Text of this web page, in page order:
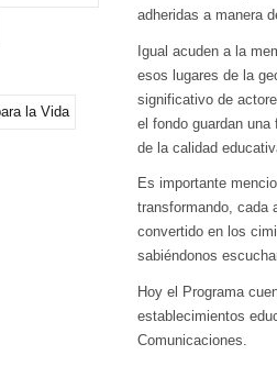
adheridas a manera
Igual acuden a la
esos lugares de la
significativo de
el fondo guardan
de la calidad
Es importante
transformando, cada
convertido en los
sabiéndonos
Hoy el Programa
establecimientos
Comunicaciones.
la Vida